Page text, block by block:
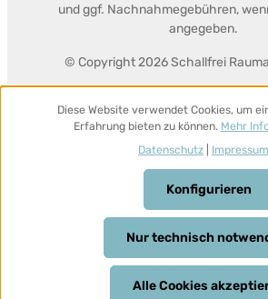
© Copyright 2026 Schallfrei
und ggf. Nachnahmegebühren,
angegeben.
Diese Website verwendet Cookies, um
Erfahrung bieten zu können. Mehr
Datenschutz
Impressum
Nur technisch
Konfigurieren
Alle Cookies